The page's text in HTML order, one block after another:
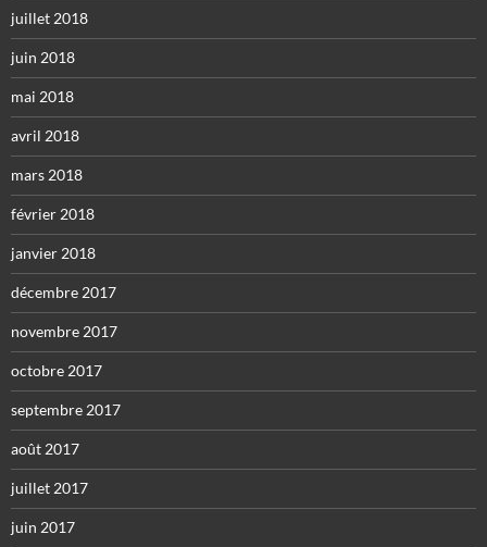
juillet 2018
juin 2018
mai 2018
avril 2018
mars 2018
février 2018
janvier 2018
décembre 2017
novembre 2017
octobre 2017
septembre 2017
août 2017
juillet 2017
juin 2017